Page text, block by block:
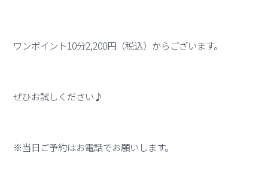
ワンポイント10分2,200円（税込）からございます。
ぜひお試しください♪
※当日ご予約はお電話でお願いします。